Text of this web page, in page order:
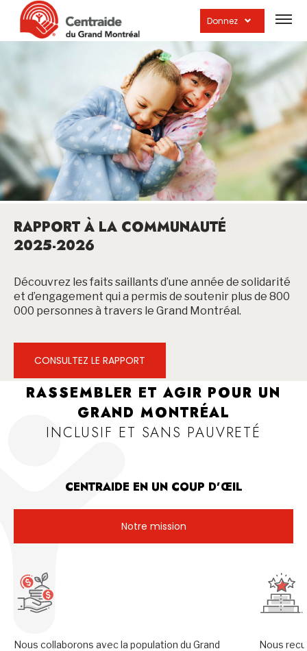
Donnez
la
site
RAPPORT À LA COMMUNAUTÉ
2025-2026
Découvrez les faits saillants d’une année de solidarité
et d’engagement qui a permis de soutenir plus de 800
000 personnes à travers le Grand Montréal.
CONSULTEZ LE RAPPORT
RASSEMBLER ET AGIR POUR UN
GRAND MONTRÉAL
INCLUSIF ET SANS PAUVRETÉ
CENTRAIDE EN UN COUP D’ŒIL
Notre mission
Nous collaborons avec la population du Grand
Nous